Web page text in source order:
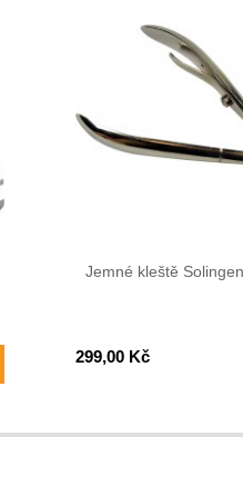
Jemné kleště
299,00 Kč